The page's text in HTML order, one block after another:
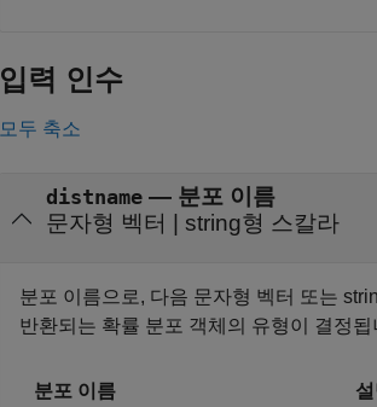
입력 인수
모두 축소
distname — 분포 이름
문자형 벡터
string형 스칼라
분포 이름으로, 다음 문자형 벡터 또는
반환되는 확률 분포 객체의 유형이 결정됩
분포 이름